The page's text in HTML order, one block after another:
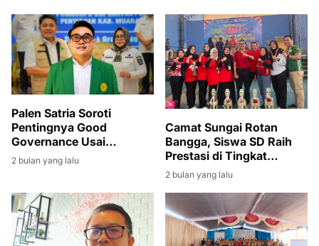
Palen Satria Soroti
Pentingnya Good
Governance Usai
Penyerahan SK PLT
Bupati Muara Enim
2 bulan yang lalu
Camat Sungai Rotan
Bangga, Siswa SD Raih
Prestasi di Tingkat
Kabupaten
2 bulan yang lalu